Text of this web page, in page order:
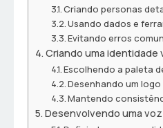
Criando personas
Usando dados e
Evitando erros
Criando uma identidade
Escolhendo a paleta
Desenhando um
Mantendo
Desenvolvendo uma